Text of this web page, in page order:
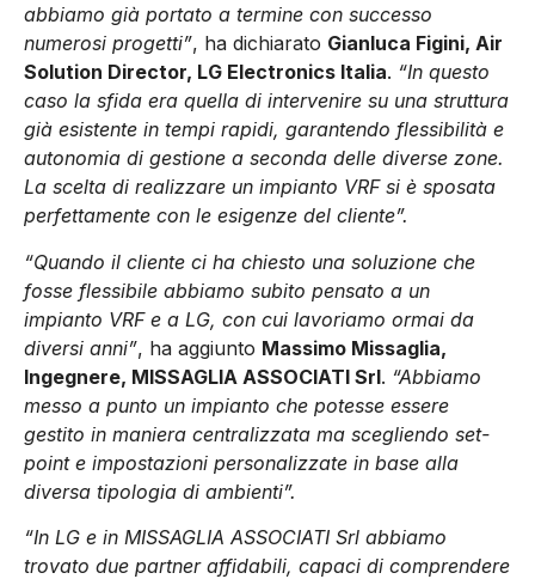
abbiamo già portato a termine con successo
numerosi progetti”, ha dichiarato Gianluca Figini, Air
Solution Director, LG Electronics Italia. “In questo
caso la sfida era quella di intervenire su una struttura
già esistente in tempi rapidi, garantendo flessibilità e
autonomia di gestione a seconda delle diverse zone.
La scelta di realizzare un impianto VRF si è sposata
perfettamente con le esigenze del cliente”.
“Quando il cliente ci ha chiesto una soluzione che
fosse flessibile abbiamo subito pensato a un
impianto VRF e a LG, con cui lavoriamo ormai da
diversi anni”, ha aggiunto Massimo Missaglia,
Ingegnere, MISSAGLIA ASSOCIATI Srl. “Abbiamo
messo a punto un impianto che potesse essere
gestito in maniera centralizzata ma scegliendo set-
point e impostazioni personalizzate in base alla
diversa tipologia di ambienti”.
“In LG e in MISSAGLIA ASSOCIATI Srl abbiamo
trovato due partner affidabili, capaci di comprendere